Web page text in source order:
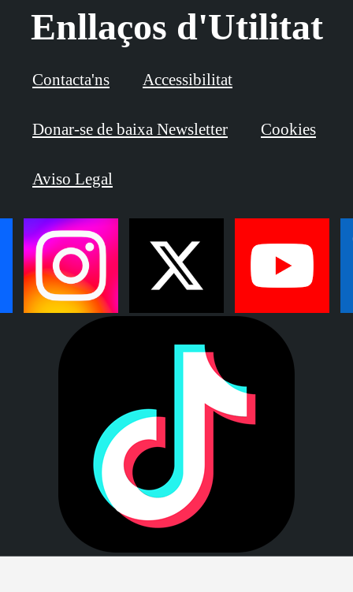
Enllaços d'Utilitat
Contacta'ns Accessibilitat
Donar-se de baixa Newsletter Cookies
Aviso Legal